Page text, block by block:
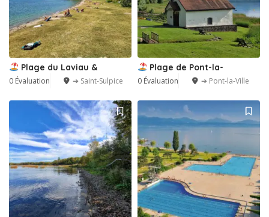
Plage du Laviau &
0 Évaluation ➔ Saint-Sulpice
Plage de Pont-la-
0 Évaluation ➔ Pont-la-Ville